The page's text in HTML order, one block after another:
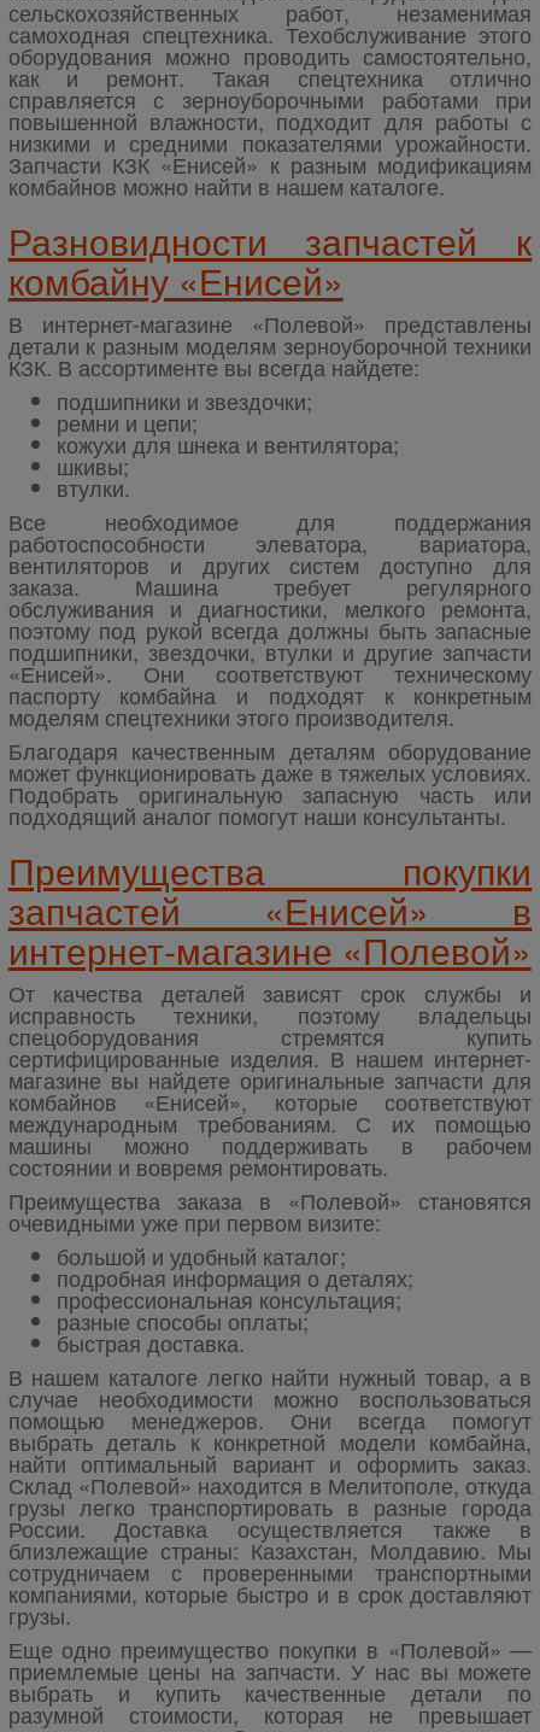
сельскохозяйственных работ, незаменимая
самоходная спецтехника. Техобслуживание этого
оборудования можно проводить самостоятельно,
как и ремонт. Такая спецтехника отлично
справляется с зерноуборочными работами при
повышенной влажности, подходит для работы с
низкими и средними показателями урожайности.
Запчасти КЗК «Енисей» к разным модификациям
комбайнов можно найти в нашем каталоге.
Разновидности запчастей к
комбайну «Енисей»
В интернет-магазине «Полевой» представлены
детали к разным моделям зерноуборочной техники
КЗК. В ассортименте вы всегда найдете:
подшипники и звездочки;
ремни и цепи;
кожухи для шнека и вентилятора;
шкивы;
втулки.
Все необходимое для поддержания
работоспособности элеватора, вариатора,
вентиляторов и других систем доступно для
заказа. Машина требует регулярного
обслуживания и диагностики, мелкого ремонта,
поэтому под рукой всегда должны быть запасные
подшипники, звездочки, втулки и другие запчасти
«Енисей». Они соответствуют техническому
паспорту комбайна и подходят к конкретным
моделям спецтехники этого производителя.
Благодаря качественным деталям оборудование
может функционировать даже в тяжелых условиях.
Подобрать оригинальную запасную часть или
подходящий аналог помогут наши консультанты.
Преимущества покупки
запчастей «Енисей» в
интернет-магазине «Полевой»
От качества деталей зависят срок службы и
исправность техники, поэтому владельцы
спецоборудования стремятся купить
сертифицированные изделия. В нашем интернет-
магазине вы найдете оригинальные запчасти для
комбайнов «Енисей», которые соответствуют
международным требованиям. С их помощью
машины можно поддерживать в рабочем
состоянии и вовремя ремонтировать.
Преимущества заказа в «Полевой» становятся
очевидными уже при первом визите:
большой и удобный каталог;
подробная информация о деталях;
профессиональная консультация;
разные способы оплаты;
быстрая доставка.
В нашем каталоге легко найти нужный товар, а в
случае необходимости можно воспользоваться
помощью менеджеров. Они всегда помогут
выбрать деталь к конкретной модели комбайна,
найти оптимальный вариант и оформить заказ.
Склад «Полевой» находится в Мелитополе, откуда
грузы легко транспортировать в разные города
России. Доставка осуществляется также в
близлежащие страны: Казахстан, Молдавию. Мы
сотрудничаем с проверенными транспортными
компаниями, которые быстро и в срок доставляют
грузы.
Еще одно преимущество покупки в «Полевой» —
приемлемые цены на запчасти. У нас вы можете
выбрать и купить качественные детали по
разумной стоимости, которая не превышает